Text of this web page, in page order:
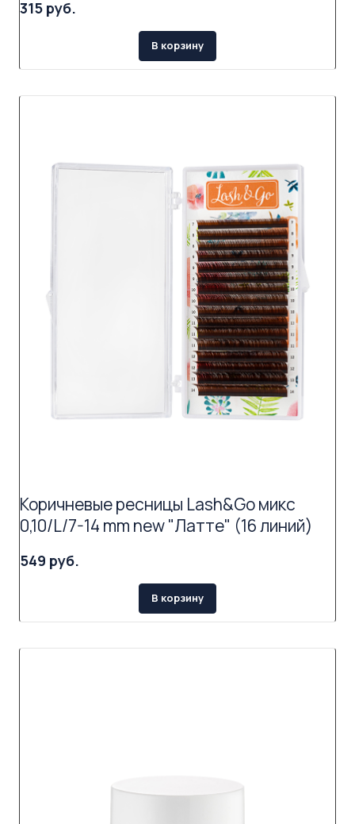
315 руб.
В корзину
Коричневые ресницы Lash&Go микс
0,10/L/7-14 mm new "Латте" (16 линий)
549 руб.
В корзину